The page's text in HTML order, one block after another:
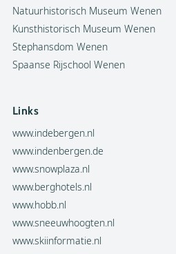
Natuurhistorisch Museum Wenen
Kunsthistorisch Museum Wenen
Stephansdom Wenen
Spaanse Rijschool Wenen
Links
www.indebergen.nl
www.indenbergen.de
www.snowplaza.nl
www.berghotels.nl
www.hobb.nl
www.sneeuwhoogten.nl
www.skiinformatie.nl